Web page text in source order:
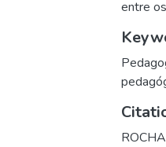
entre